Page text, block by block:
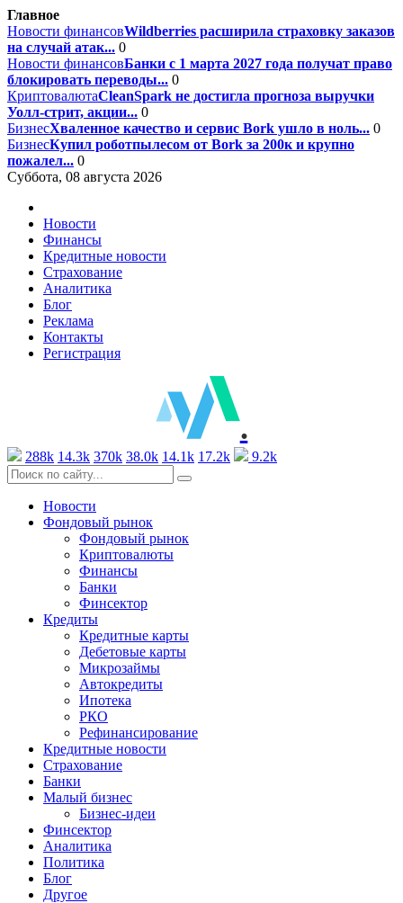
Главное
Новости финансовWildberries расширила страховку заказов
на случай атак... 0
Новости финансовБанки с 1 марта 2027 года получат право
блокировать переводы... 0
КриптовалютаCleanSpark не достигла прогноза выручки
Уолл-стрит, акции... 0
БизнесХваленное качество и сервис Bork ушло в ноль... 0
БизнесКупил роботпылесом от Bork за 200к и крупно
пожалел... 0
Суббота, 08 августа 2026
Новости
Финансы
Кредитные новости
Страхование
Аналитика
Блог
Реклама
Контакты
Регистрация
.
288k 14.3k 370k 38.0k 14.1k 17.2k 9.2k
Новости
Фондовый рынок
Фондовый рынок
Криптовалюты
Финансы
Банки
Финсектор
Кредиты
Кредитные карты
Дебетовые карты
Микрозаймы
Автокредиты
Ипотека
РКО
Рефинансирование
Кредитные новости
Страхование
Банки
Малый бизнес
Бизнес-идеи
Финсектор
Аналитика
Политика
Блог
Другое